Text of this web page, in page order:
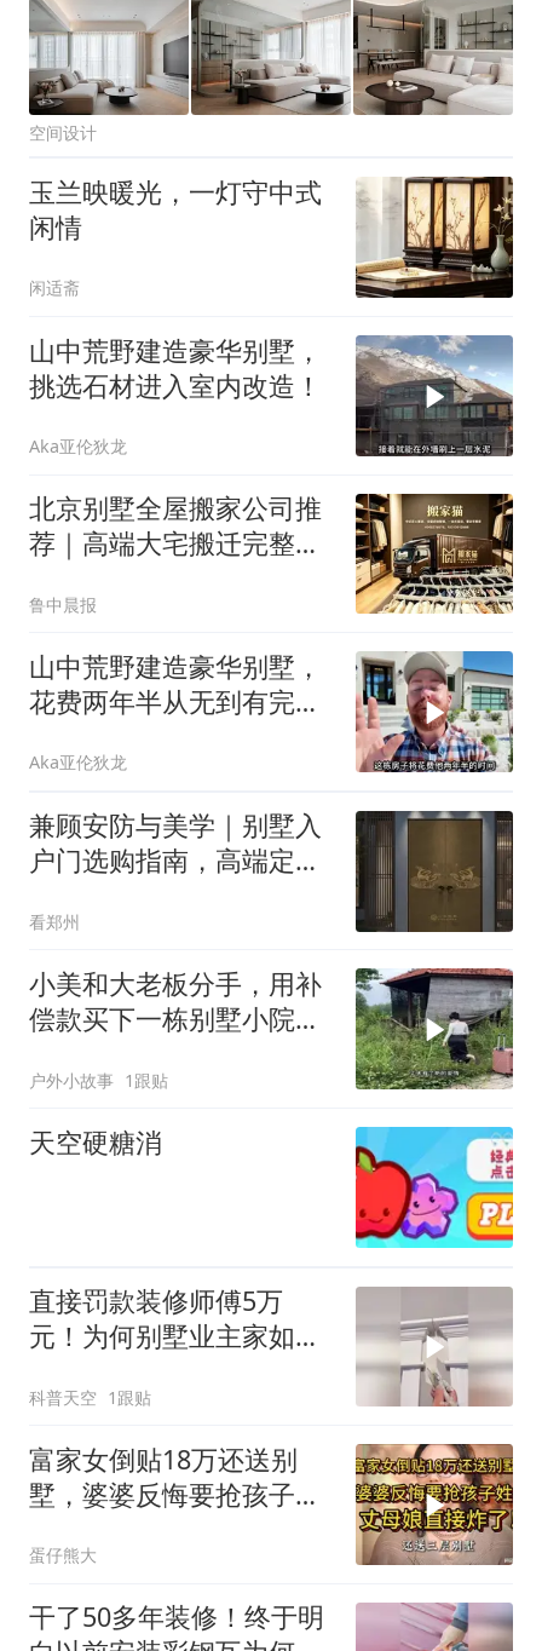
空间设计
玉兰映暖光，一灯守中式
闲情
闲适斋
山中荒野建造豪华别墅，
挑选石材进入室内改造！
Aka亚伦狄龙
北京别墅全屋搬家公司推
荐｜高端大宅搬迁完整方
鲁中晨报
山中荒野建造豪华别墅，
花费两年半从无到有完成
Aka亚伦狄龙
兼顾安防与美学｜别墅入
户门选购指南，高端定制
看郑州
小美和大老板分手，用补
偿款买下一栋别墅小院，
户外小故事 1跟贴
天空硬糖消
直接罚款装修师傅5万
元！为何别墅业主家如此
科普天空 1跟贴
富家女倒贴18万还送别
墅，婆婆反悔要抢孩子
蛋仔熊大
干了50多年装修！终于明